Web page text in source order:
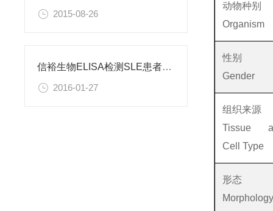
2015-08-26
信裕生物ELISA检测SLE患者血清中抗双链DNA抗体
2016-01-27
动物种别
Organism
性别
Gender
组织来源
Tissue
Cell Type
形态